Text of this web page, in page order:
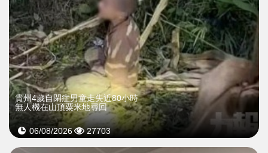
貴州4歲自閉症男童走失近80小時
無人機在山頂粟米地尋回
06/08/2026 27703